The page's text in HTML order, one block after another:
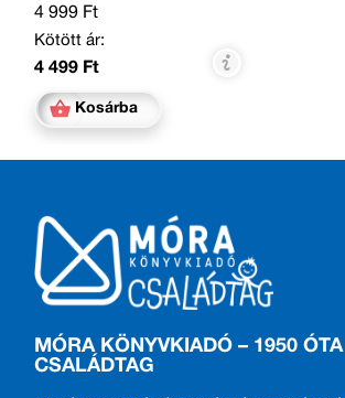
4 999 Ft
Kötött ár:
4 499 Ft
Kosárba
MÓRA KÖNYVKIADÓ – 1950 ÓTA
CSALÁDTAG